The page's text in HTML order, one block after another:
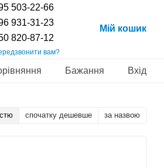
503-22-66
931-31-23
820-87-12
вам?
Мій кошик
Бажання Вхід
спочатку дешевше за назвою